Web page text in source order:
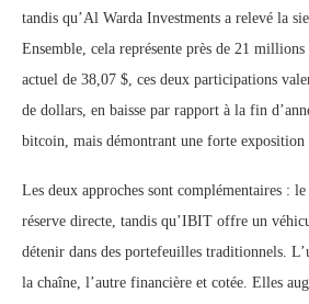
tandis qu’Al Warda Investments a relevé la
Ensemble, cela représente près de 21
actuel de 38,07 $, ces deux participations
de dollars, en baisse par rapport à la fin
bitcoin, mais démontrant une forte
Les deux approches sont complémentaires :
réserve directe, tandis qu’IBIT offre un
détenir dans des portefeuilles traditionnels.
la chaîne, l’autre financière et cotée. Elles